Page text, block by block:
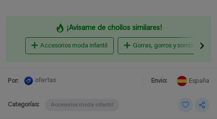
¡Avisame de chollos similares!
Accesorios moda infantil Gorras, gorros y sombreros
Por: ofertas Envio: España
Categorías: Accesorios moda infantil